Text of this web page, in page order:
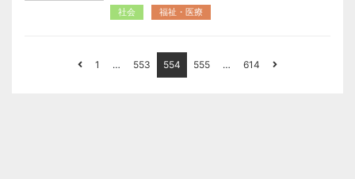
社会 福祉・医療
1 … 553 554 555 … 614